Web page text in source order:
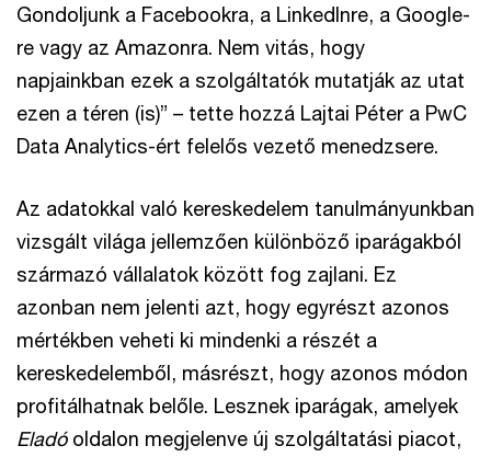
Gondoljunk a Facebookra, a LinkedInre, a Google-
re vagy az Amazonra. Nem vitás, hogy
napjainkban ezek a szolgáltatók mutatják az utat
ezen a téren (is)” – tette hozzá Lajtai Péter a PwC
Data Analytics-ért felelős vezető menedzsere.
Az adatokkal való kereskedelem tanulmányunkban
vizsgált világa jellemzően különböző iparágakból
származó vállalatok között fog zajlani. Ez
azonban nem jelenti azt, hogy egyrészt azonos
mértékben veheti ki mindenki a részét a
kereskedelemből, másrészt, hogy azonos módon
profitálhatnak belőle. Lesznek iparágak, amelyek
Eladóoldalon megjelenve új szolgáltatási piacot,